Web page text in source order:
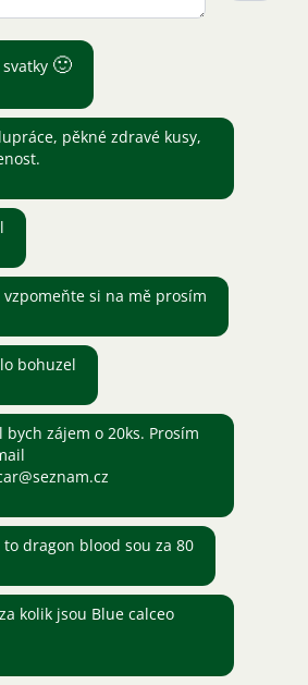
🙂
pěkné zdravé kusy,
si na mě prosím
bohuzel
bych zájem o 20ks. Prosím
dragon blood sou za 80
kolik jsou Blue calceo